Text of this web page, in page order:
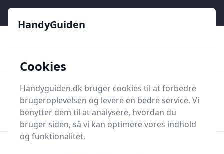
HandyGuiden
Søg nu
Søg nu
HandyGuiden
Cookies
Handyguiden.dk bruger cookies til at forbedre
brugeroplevelsen og levere en bedre service. Vi
benytter dem til at analysere, hvordan du
bruger siden, så vi kan optimere vores indhold
og funktionalitet.